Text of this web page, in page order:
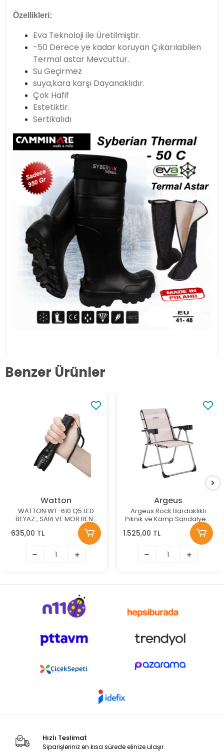
Özellikleri:
Eva Teknoloji ile Üretilmiştir.
-50 Derece ye kadar koruyan Çıkarılabilen
Termal astar Mevcuttur.
Su Geçirmez
suya,kara karşı Dayanaklıdır.
Çok Hafif
Estetiktir.
Sertikalıdı
Benzer Ürünler
Watton
WATTON WT-610 Q5 LED
BEYAZ , SARI VE MOR RENK
AYDINLATMA EL FENERİ
635,00 TL
Argeus
Argeus Rock Bardaklıklı
Piknik ve Kamp Sandalyesi
130KG Taşıma Renk: Bozkır
1.525,00 TL
Hızlı Teslimat
Siparişleriniz en kısa sürede elinize ulaşır.